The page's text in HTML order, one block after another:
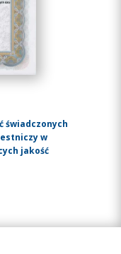
świadczonych
w
jakość